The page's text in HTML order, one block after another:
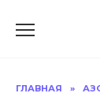
ГЛАВНАЯ »